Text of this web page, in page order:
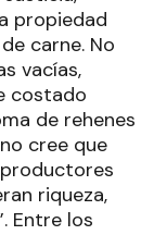
propiedad
carne. No
vacías,
costado
de rehenes
cree que
riqueza,
Entre los